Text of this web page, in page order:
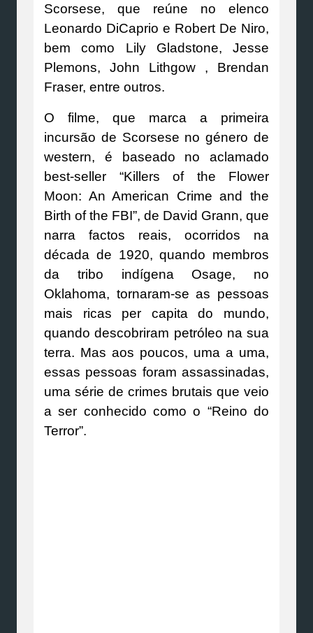
Scorsese, que reúne no elenco
Leonardo DiCaprio e Robert De Niro,
bem como Lily Gladstone, Jesse
Plemons, John Lithgow , Brendan
Fraser, entre outros.
O filme, que marca a primeira
incursão de Scorsese no género de
western, é baseado no aclamado
best-seller “Killers of the Flower
Moon: An American Crime and the
Birth of the FBI”, de David Grann, que
narra factos reais, ocorridos na
década de 1920, quando membros
da tribo indígena Osage, no
Oklahoma, tornaram-se as pessoas
mais ricas per capita do mundo,
quando descobriram petróleo na sua
terra. Mas aos poucos, uma a uma,
essas pessoas foram assassinadas,
uma série de crimes brutais que veio
a ser conhecido como o “Reino do
Terror”.